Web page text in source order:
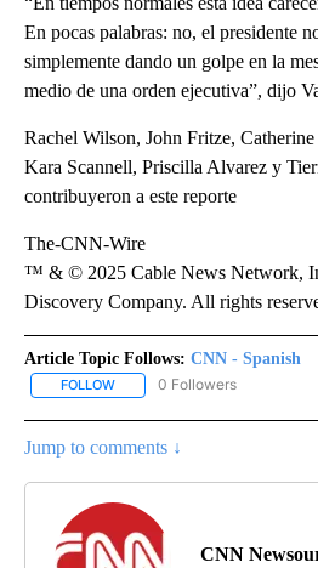
En pocas palabras: no, el presidente
simplemente dando un golpe en la
medio de una orden ejecutiva”, dijo
Rachel Wilson, John Fritze,
Kara Scannell, Priscilla Alvarez y
contribuyeron a este reporte
The-CNN-Wire
™ & © 2025 Cable News Network,
Discovery Company. All rights
Article Topic Follows: CNN - Spanish
FOLLOW FOLLOW "CNN - SPANISH" TO
0 Followers
Jump to comments ↓
CNN